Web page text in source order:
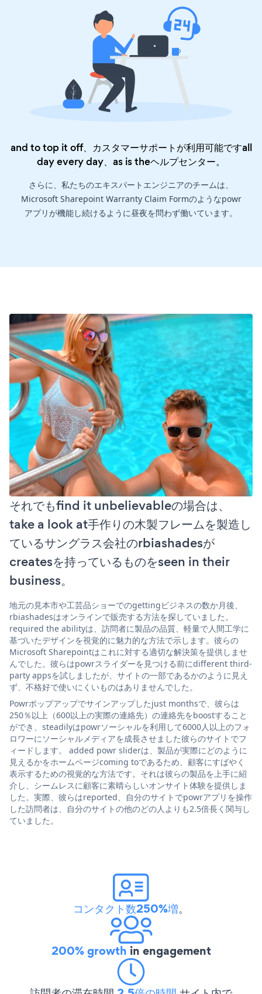
and to top it off、カスタマーサポートが利用可能ですall
day every day、as is theヘルプセンター。
さらに、私たちのエキスパートエンジニアのチームは、
Microsoft Sharepoint Warranty Claim Formのようなpowr
アプリが機能し続けるように昼夜を問わず働いています。
それでもfind it unbelievableの場合は、
take a look at手作りの木製フレームを製造し
ているサングラス会社のrbiashadesが
createsを持っているものをseen in their
business。
地元の見本市や工芸品ショーでのgettingビジネスの数か月後、
rbiashadesはオンラインで販売する方法を探していました。
required the abilityは、訪問者に製品の品質、軽量で人間工学に
基づいたデザインを視覚的に魅力的な方法で示します。彼らの
Microsoft Sharepointはこれに対する適切な解決策を提供しませ
んでした。彼らはpowrスライダーを見つける前にdifferent third-
party appsを試しましたが、サイトの一部であるかのように見え
ず、不格好で使いにくいものはありませんでした。
Powrポップアップでサインアップしたjust monthsで、彼らは
250％以上（600以上の実際の連絡先）の連絡先をboostすること
ができ、steadilyはpowrソーシャルを利用して6000人以上のフォ
ロワーにソーシャルメディアを成長させました彼らのサイトでフ
ィードします。 added powr sliderは、製品が実際にどのように
見えるかをホームページcoming toであるため、顧客にすばやく
表示するための視覚的な方法です。それは彼らの製品を上手に紹
介し、シームレスに顧客に素晴らしいオンサイト体験を提供しま
した。実際、彼らはreported、自分のサイトでpowrアプリを操作
した訪問者は、自分のサイトの他のどの人よりも2.5倍長く関与し
ていました。
コンタクト数250%増。
200% growth in engagement